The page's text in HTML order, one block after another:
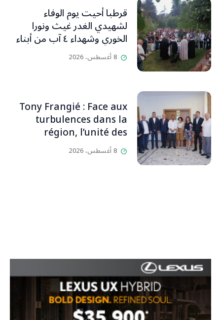
قرطبا أحيت يوم الوفاء
لشهيدي الغدر غيث ونورا
الخوري وشهداء ٤ آب من أبناء
البلدة.. كارين الخوري افرام: لقد
كان بيتنا، بوجود والدي، ينبض
إقفاله لكنه لم يستطع لأنه
بيت رسالة وتاريخ وإيمان وقيم
مستمرة (صور وVideo)
8 أغسطس، 2026
Tony Frangié : Face aux
turbulences dans la
région, l’unité des
Libanais est primordiale
L’OLJ / Par Scarlett
8 أغسطس، 2026